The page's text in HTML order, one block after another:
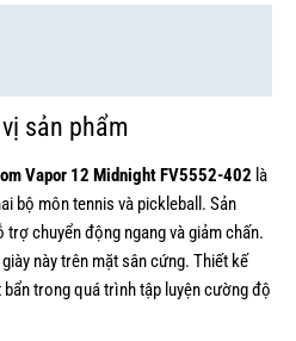
sản phẩm
Vapor 12 Midnight FV5552-402 là
bộ môn tennis và pickleball. Sản
trợ chuyển động ngang và giảm chấn.
này trên mặt sân cứng. Thiết kế
trong quá trình tập luyện cường độ